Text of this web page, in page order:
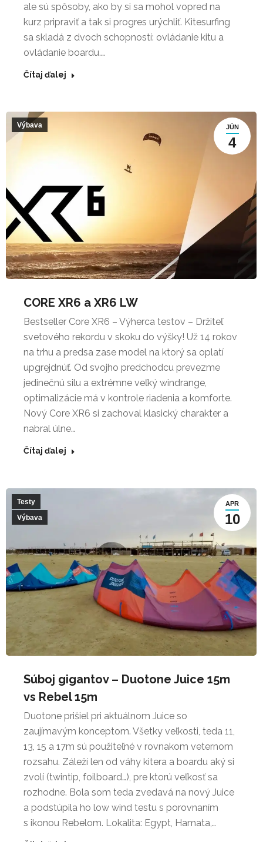
ale sú spôsoby, ako by si sa mohol vopred na
kurz pripraviť a tak si progres urýchliť. Kitesurfing
sa skladá z dvoch schopností: ovládanie kitu a
ovládanie boardu.…
Čítaj ďalej
JÚN
4
Výbava
CORE XR6 a XR6 LW
Bestseller Core XR6 – Výherca testov – Držiteľ
svetového rekordu v skoku do výšky! Už 14 rokov
na trhu a predsa zase model na ktorý sa oplatí
upgrejdnúť. Od svojho predchodcu prevezme
jedinečnú silu a extrémne veľký windrange,
optimalizácie má v kontrole riadenia a komforte.
Nový Core XR6 si zachoval klasický charakter a
nabral úlne…
Čítaj ďalej
APR
10
Testy
Výbava
Súboj gigantov – Duotone Juice 15m
vs Rebel 15m
Duotone prišiel pri aktuálnom Juice so
zaujímavým konceptom. Všetky veľkosti, teda 11,
13, 15 a 17m sú použiteľné v rovnakom veternom
rozsahu. Záleží len od váhy kitera a boardu aký si
zvolí (twintip, foilboard…), pre ktorú veľkosť sa
rozhodne. Bola som teda zvedavá na nový Juice
a podstúpila ho low wind testu s porovnaním
s ikonou Rebelom. Lokalita: Egypt, Hamata,…